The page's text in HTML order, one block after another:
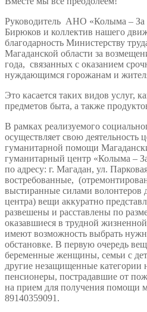
Руководитель АНО «Колыма – За
Бирюков и коллектив нашего
благодарность Министерству
Магаданской области за
года, связанных с оказанием
нуждающимся горожанам и
Это касается таких видов услуг,
предметов быта, а также
В рамках реализуемого
осуществляет свою деятельность
гуманитарной помощи
гуманитарный центр «Колыма –
по адресу: г. Магадан, ул.
востребованные,
выстиранные силами волонтеров
центра) вещи аккуратно
развешены и расставлены по
оказавшиеся в трудной
имеют возможность выбрать
обстановке. В первую очередь
беременные женщины, семьи с
другие незащищенные категории
пенсионеры, пострадавшие от
на прием для получения помощи
89140359091.